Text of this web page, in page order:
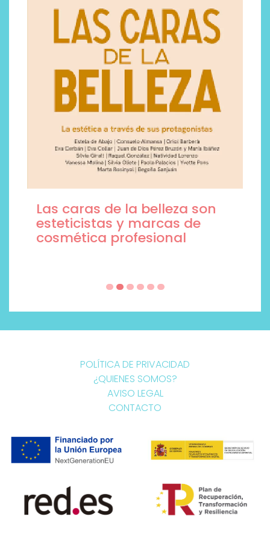
Las caras de la belleza son
esteticistas y marcas de
cosmética profesional
POLÍTICA DE PRIVACIDAD
¿QUIENES SOMOS?
AVISO LEGAL
CONTACTO